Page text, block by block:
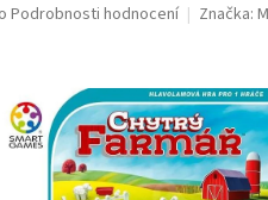
Podrobnosti hodnocení Značka: